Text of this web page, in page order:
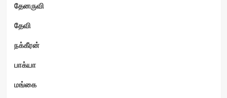
தேனருவி
தேவி
நக்கீரன்
பாக்யா
மங்கை